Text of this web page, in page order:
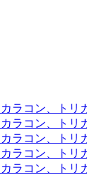
ラコン、トリ
ラコン、トリ
ラコン、トリ
ラコン、トリ
ラコン、トリ